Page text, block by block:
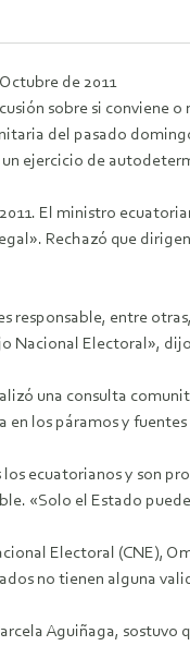
de 2011
sobre si conviene
del pasado
ejercicio de
El ministro
Rechazó que
responsable, entre
Nacional Electoral»,
una consulta
en los páramos y
los ecuatorianos y son
«Solo el Estado
Electoral (CNE),
no tienen alguna
Aguiñaga,